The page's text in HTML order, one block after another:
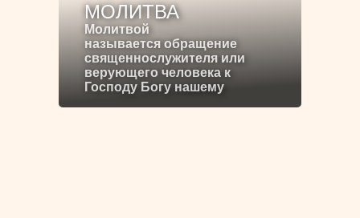
МОЛИТВА
Молитвой
называется обращение
священнослужителя или
верующего человека к
Господу Богу нашему